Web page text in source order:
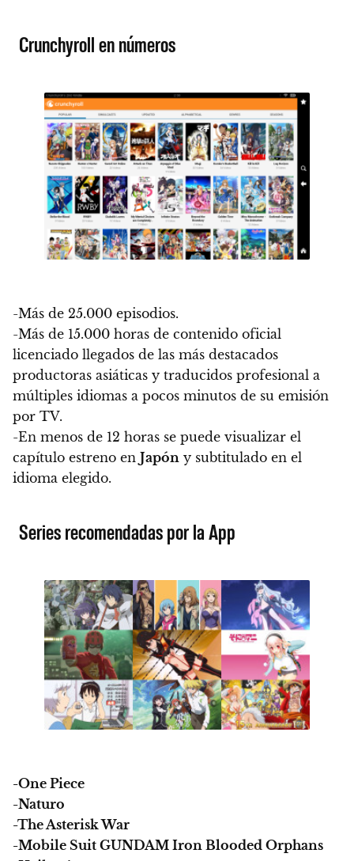
Crunchyroll en números
-Más de 25.000 episodios.
-Más de 15.000 horas de contenido oficial
licenciado llegados de las más destacados
productoras asiáticas y traducidos profesional a
múltiples idiomas a pocos minutos de su emisión
por TV.
-En menos de 12 horas se puede visualizar el
capítulo estreno en Japón y subtitulado en el
idioma elegido.
Series recomendadas por la App
-One Piece
-Naturo
-The Asterisk War
-Mobile Suit GUNDAM Iron Blooded Orphans